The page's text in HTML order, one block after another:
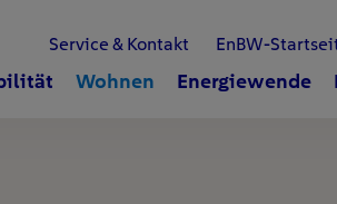
Service & Kontakt EnBW-
Wohnen Energiewende